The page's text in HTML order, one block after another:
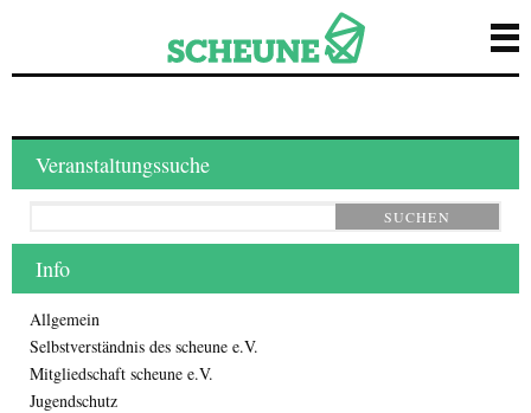
Veranstaltungssuche
SUCHEN
Info
Allgemein
Selbstverständnis des scheune e.V.
Mitgliedschaft scheune e.V.
Jugendschutz